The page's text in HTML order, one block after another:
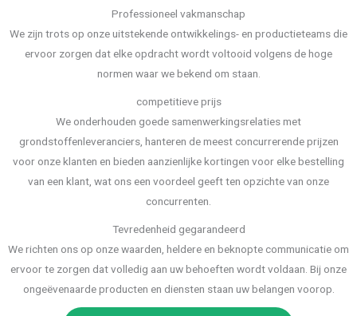
Professioneel vakmanschap
We zijn trots op onze uitstekende ontwikkelings- en productieteams die
ervoor zorgen dat elke opdracht wordt voltooid volgens de hoge
normen waar we bekend om staan.
competitieve prijs
We onderhouden goede samenwerkingsrelaties met
grondstoffenleveranciers, hanteren de meest concurrerende prijzen
voor onze klanten en bieden aanzienlijke kortingen voor elke bestelling
van een klant, wat ons een voordeel geeft ten opzichte van onze
concurrenten.
Tevredenheid gegarandeerd
We richten ons op onze waarden, heldere en beknopte communicatie om
ervoor te zorgen dat volledig aan uw behoeften wordt voldaan. Bij onze
ongeëvenaarde producten en diensten staan uw belangen voorop.